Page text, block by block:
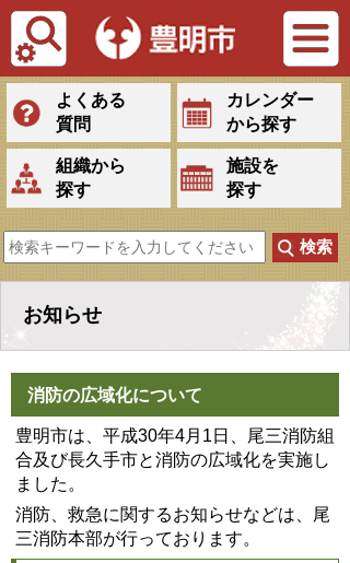
Tiếng Việt
よくある
質問
カレンダー
から探す
組織から
探す
施設を
探す
お知らせ
消防の広域化について
豊明市は、平成30年4月1日、尾三消防組
合及び長久手市と消防の広域化を実施し
ました。
消防、救急に関するお知らせなどは、尾
三消防本部が行っております。